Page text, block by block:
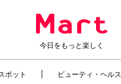
今日をもっと楽しく
ポット ビューティ・ヘルス